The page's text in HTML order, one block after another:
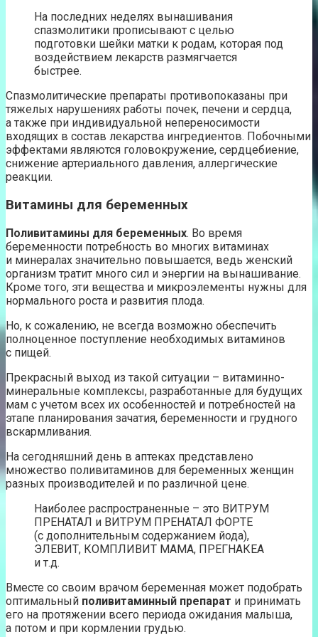
На последних неделях вынашивания
спазмолитики прописывают с целью
подготовки шейки матки к родам, которая под
воздействием лекарств размягчается
быстрее.
Спазмолитические препараты противопоказаны при
тяжелых нарушениях работы почек, печени и сердца,
а также при индивидуальной непереносимости
входящих в состав лекарства ингредиентов. Побочными
эффектами являются головокружение, сердцебиение,
снижение артериального давления, аллергические
реакции.
Витамины для беременных
Поливитамины для беременных. Во время
беременности потребность во многих витаминах
и минералах значительно повышается, ведь женский
организм тратит много сил и энергии на вынашивание.
Кроме того, эти вещества и микроэлементы нужны для
нормального роста и развития плода.
Но, к сожалению, не всегда возможно обеспечить
полноценное поступление необходимых витаминов
с пищей.
Прекрасный выход из такой ситуации – витаминно-
минеральные комплексы, разработанные для будущих
мам с учетом всех их особенностей и потребностей на
этапе планирования зачатия, беременности и грудного
вскармливания.
На сегодняшний день в аптеках представлено
множество поливитаминов для беременных женщин
разных производителей и по различной цене.
Наиболее распространенные – это ВИТРУМ
ПРЕНАТАЛ и ВИТРУМ ПРЕНАТАЛ ФОРТЕ
(с дополнительным содержанием йода),
ЭЛЕВИТ, КОМПЛИВИТ МАМА, ПРЕГНАКЕА
и т.д.
Вместе со своим врачом беременная может подобрать
оптимальный поливитаминный препарат и принимать
его на протяжении всего периода ожидания малыша,
а потом и при кормлении грудью.